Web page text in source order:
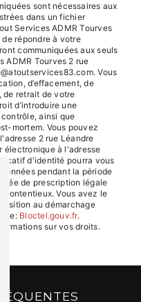
sont nécessaires aux
dans un fichier
Services ADMR Tourves
répondre à votre
communiquées aux seuls
ADMR Tourves 2 rue
Vous
d’effacement, de
de retrait de votre
d’introduire une
ainsi que
mortem. Vous pouvez
2 rue Léandre
électronique à l'adresse
d'identité pourra vous
pendant la période
de prescription légale
contentieux. Vous avez le
au démarchage
Bloctel.gouv.fr.
sur vos droits.